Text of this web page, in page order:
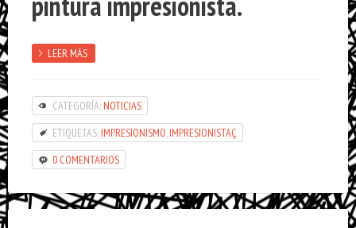
LEER MÁS
CATEGORÍA: NOTICIAS
ETIQUETAS: IMPRESIONISMO,IMPRESIONISTAÇ
0 COMENTARIOS